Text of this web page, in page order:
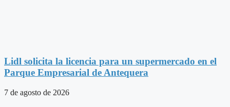
Lidl solicita la licencia para un supermercado en el
Parque Empresarial de Antequera
7 de agosto de 2026